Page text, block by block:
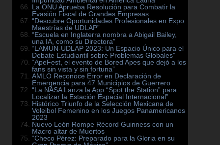
La ONU Aprueba Resolución para Combatir la
Evasión Fiscal de Grandes Empresas
“Descubre Oportunidades Profesionales en Expo
Maestrías de UDLAP”
“Escuela en Inglaterra nombra a Abigail Bailey,
una IA, como su Directora”
“LAMUN-UDLAP 2023: Un Espacio Único para el
Debate Estudiantil sobre Problemas Globales”
“ApeFest, el evento de Bored Apes que dejó a los
fans sin vista y sin fortuna”
AMLO Reconoce Error en Declaración de
Emergencia para 47 Municipios de Guerrero
“La NASA Lanza la App “Spot the Station” para
Localizar la Estación Espacial Internacional”
Histórico Triunfo de la Selección Mexicana de
Voleibol Femenino en los Juegos Panamericanos
2023
Nuevo León Rompe Récord Guinness con un
Macro altar de Muertos
“Checo Pérez: Preparado para la Gloria en su